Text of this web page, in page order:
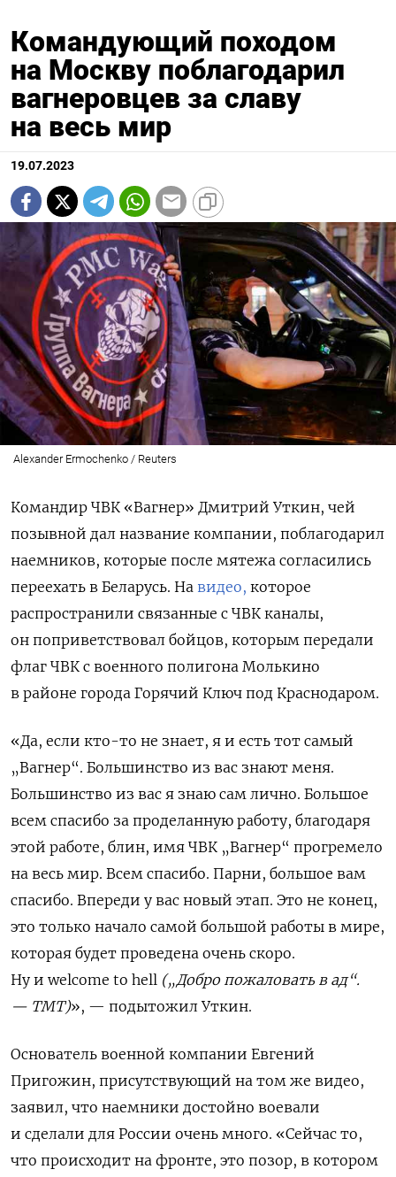
Командующий походом
на Москву поблагодарил
вагнеровцев за славу
на весь мир
19.07.2023
Alexander Ermochenko / Reuters
Командир ЧВК «Вагнер» Дмитрий Уткин, чей
позывной дал название компании, поблагодарил
наемников, которые после мятежа согласились
переехать в Беларусь. На видео, которое
распространили связанные с ЧВК каналы,
он поприветствовал бойцов, которым передали
флаг ЧВК с военного полигона Молькино
в районе города Горячий Ключ под Краснодаром.
«Да, если кто-то не знает, я и есть тот самый
„Вагнер“. Большинство из вас знают меня.
Большинство из вас я знаю сам лично. Большое
всем спасибо за проделанную работу, благодаря
этой работе, блин, имя ЧВК „Вагнер“ прогремело
на весь мир. Всем спасибо. Парни, большое вам
спасибо. Впереди у вас новый этап. Это не конец,
это только начало самой большой работы в мире,
которая будет проведена очень скоро.
Ну и welcome to hell („Добро пожаловать в ад“.
— ТМТ)», — подытожил Уткин.
Основатель военной компании Евгений
Пригожин, присутствующий на том же видео,
заявил, что наемники достойно воевали
и сделали для России очень много. «Сейчас то,
что происходит на фронте, это позор, в котором